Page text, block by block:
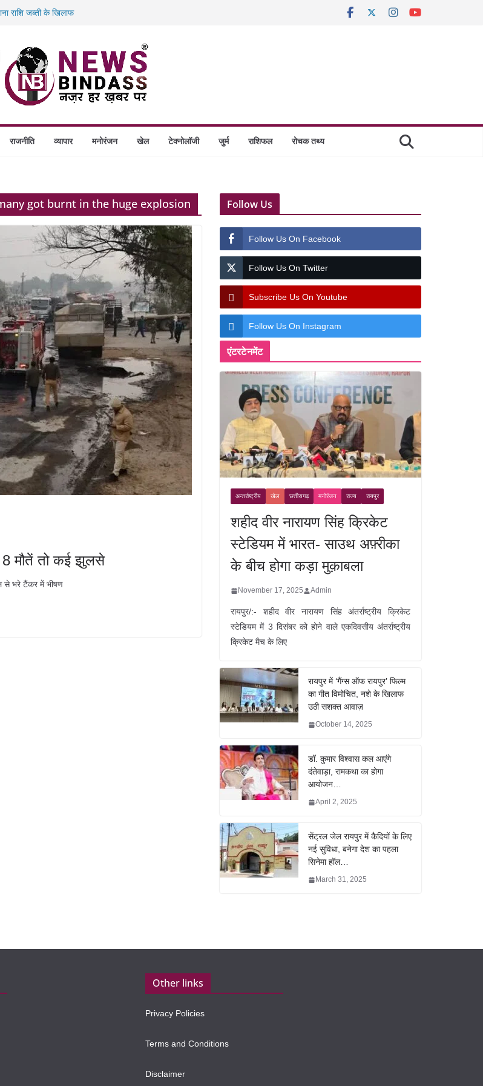
राशि जब्ती के खिलाफ
के 10 उत्कृष्ट गोठानों
बैंक खाताधारक गिरफ्तार
राजनीति व्यापार मनोरंजन खेल टेक्नोलॉजी जुर्म राशिफल रोचक तथ्य
got burnt in the huge explosion
8 मौतें तो कई झुलसे
से भरे टैंकर में भीषण
Follow Us
Follow Us On Facebook
Follow Us On Twitter
Subscribe Us On Youtube
Follow Us On Instagram
एंटरटेनमेंट
अन्तर्राष्ट्रीय खेल छत्तीसगढ़ मनोरंजन राज्य रायपुर
शहीद वीर नारायण सिंह क्रिकेट
स्टेडियम में भारत- साउथ अफ़्रीका
के बीच होगा कड़ा मुक़ाबला
November 17, 2025 Admin
रायपुर/:- शहीद वीर नारायण सिंह अंतर्राष्ट्रीय क्रिकेट
स्टेडियम में 3 दिसंबर को होने वाले एकदिवसीय अंतर्राष्ट्रीय
क्रिकेट मैच के लिए
रायपुर में ‘गैंग्स ऑफ रायपुर’ फिल्म
का गीत विमोचित, नशे के खिलाफ
उठी सशक्त आवाज़
October 14, 2025
डॉ. कुमार विश्वास कल आएंगे
दंतेवाड़ा, रामकथा का होगा
आयोजन…
April 2, 2025
सेंट्रल जेल रायपुर में कैदियों के लिए
नई सुविधा, बनेगा देश का पहला
सिनेमा हॉल…
March 31, 2025
Other links
Privacy Policies
Terms and Conditions
Disclaimer